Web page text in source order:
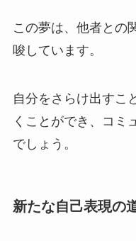
この夢は、他者との
唆しています。
自分をさらけ出すこ
くことができ、コミ
でしょう。
新たな自己表現の